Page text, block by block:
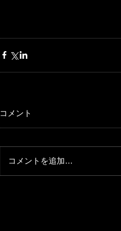
コメント
コメントを追加…